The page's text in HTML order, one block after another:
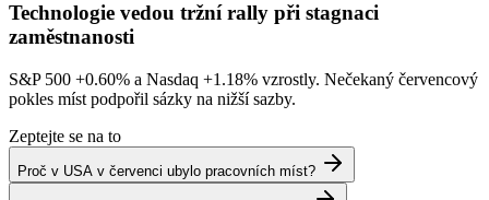
Technologie vedou tržní rally při stagnaci
zaměstnanosti
S&P 500 +0.60% a Nasdaq +1.18% vzrostly. Nečekaný červencový
pokles míst podpořil sázky na nižší sazby.
Zeptejte se na to
Proč v USA v červenci ubylo pracovních míst?